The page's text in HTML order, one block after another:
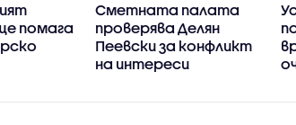
помага
Сметната палата
проверява Делян
Пеевски за конфликт
на интереси